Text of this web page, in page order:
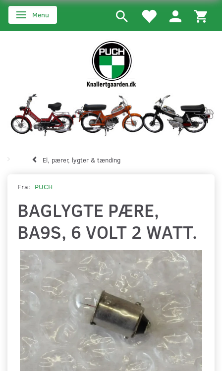
Skifte navigation
Menu
El, pærer, lygter & tænding
Fra: PUCH
BAGLYGTE PÆRE,
BA9S, 6 VOLT 2 WATT.